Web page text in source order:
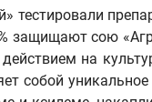
тестировали
защищают сою
на
собой